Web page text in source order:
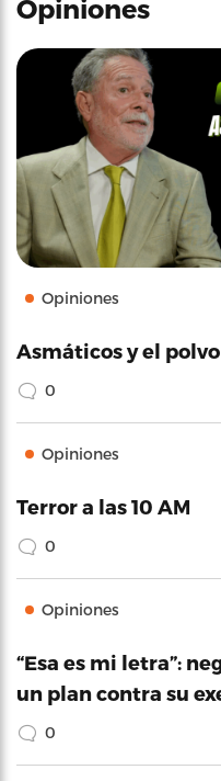
Opiniones
Opiniones
Asmáticos y el
0
Opiniones
Terror a las 10 AM
0
Opiniones
“Esa es mi letra”:
un plan contra su
0